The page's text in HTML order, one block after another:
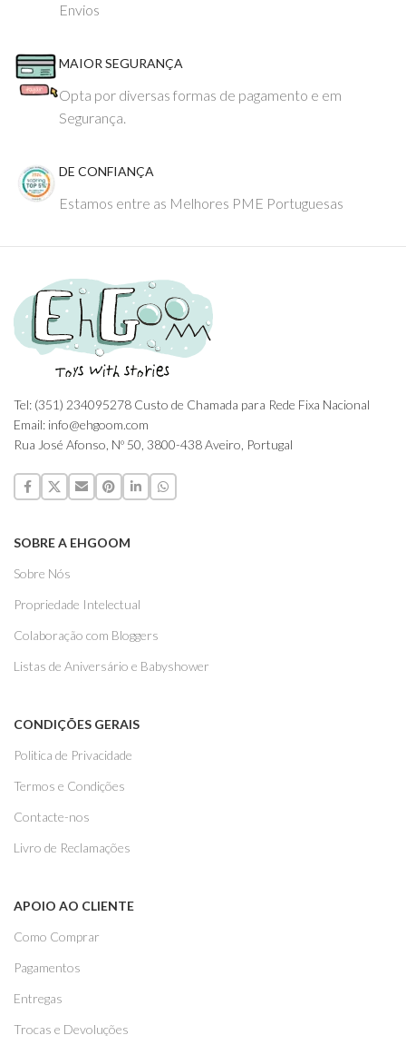
Envios
MAIOR SEGURANÇA
Opta por diversas formas de pagamento e em
Segurança.
DE CONFIANÇA
Estamos entre as Melhores PME Portuguesas
Tel: (351) 234095278 Custo de Chamada para Rede Fixa Nacional
Email: info@ehgoom.com
Rua José Afonso, Nº 50, 3800-438 Aveiro, Portugal
SOBRE A EHGOOM
Sobre Nós
Propriedade Intelectual
Colaboração com Bloggers
Listas de Aniversário e Babyshower
CONDIÇÕES GERAIS
Politica de Privacidade
Termos e Condições
Contacte-nos
Livro de Reclamações
APOIO AO CLIENTE
Como Comprar
Pagamentos
Entregas
Trocas e Devoluções